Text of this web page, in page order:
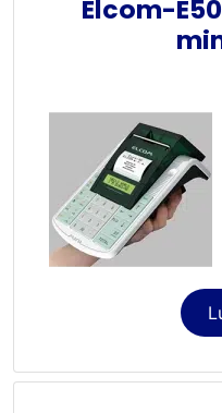
Elcom-